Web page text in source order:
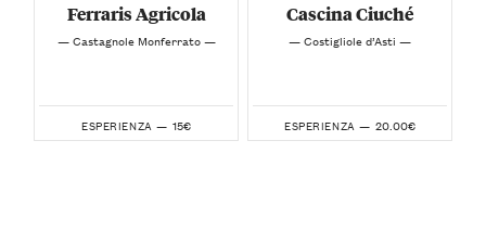
Ferraris Agricola
— Castagnole Monferrato —
ESPERIENZA — 15€
Cascina Ciuché
— Costigliole d’Asti —
ESPERIENZA — 20.00€